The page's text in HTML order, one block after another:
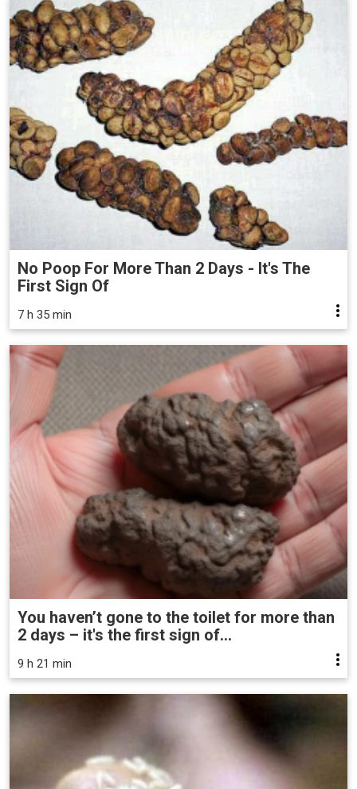
No Poop For More Than 2 Days - It's The
First Sign Of
7 h 35 min
You haven’t gone to the toilet for more than
2 days – it's the first sign of...
9 h 21 min